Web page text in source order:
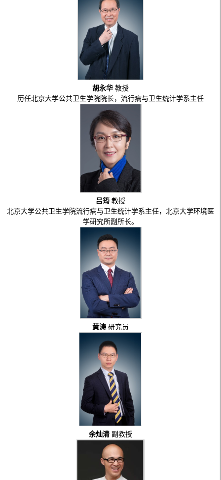
胡永华 教授
历任北京大学公共卫生学院院长，流行病与卫生统计学系主任
吕筠 教授
北京大学公共卫生学院流行病与卫生统计学系主任，北京大学环境医
学研究所副所长。
黄涛 研究员
余灿清 副教授